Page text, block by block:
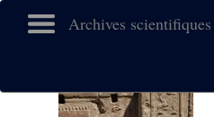
Archives